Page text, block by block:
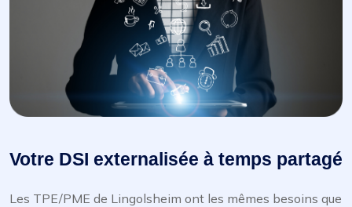
Votre DSI externalisée à temps partagé
Les TPE/PME de Lingolsheim ont les mêmes besoins que